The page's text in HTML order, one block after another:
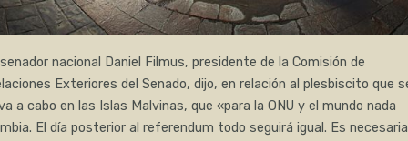
senador nacional Daniel Filmus, presidente de la Comisión de
Exteriores del Senado, dijo, en relación al plesbiscito que
a cabo en las Islas Malvinas, que «para la ONU y el mundo nada
El día posterior al referendum todo seguirá igual. Es